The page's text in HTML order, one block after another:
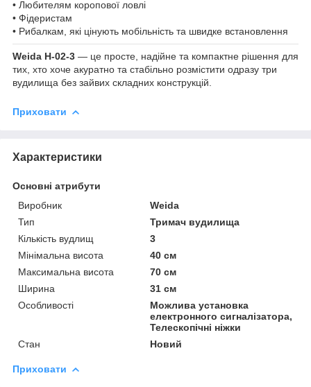
• Любителям коропової ловлі
• Фідеристам
• Рибалкам, які цінують мобільність та швидке встановлення
Weida H-02-3 — це просте, надійне та компактне рішення для
тих, хто хоче акуратно та стабільно розмістити одразу три
вудилища без зайвих складних конструкцій.
Приховати
Характеристики
Основні атрибути
Виробник
Weida
Тип
Тримач вудилища
Кількість вудлищ
3
Мінімальна висота
40 см
Максимальна висота
70 см
Ширина
31 см
Особливості
Можлива установка
електронного сигналізатора,
Телескопічні ніжки
Стан
Новий
Приховати